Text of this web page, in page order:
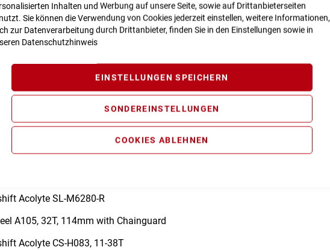
Inhalten und Werbung auf unsere Seite, sowie auf Drittanbieterseiten
Sie können die Verwendung von Cookies jederzeit einstellen, weitere Informationen,
zur Datenverarbeitung durch Drittanbieter, finden Sie in den Einstellungen sowie in
Datenschutzhinweis
EINSTELLUNGEN SPEICHERN
SONDEREINSTELLUNGEN
COOKIES ABLEHNEN
Kids Carbon, 1 1/8", Internal Cable Routing, Flat Mount Disc, 12x100mm
HD-M275, Hydr. Disc Brake (160/160)
Acolyte SL-M6280-R
A105, 32T, 114mm with Chainguard
Acolyte CS-H083, 11-38T
Angaben zur Produktsicherheit